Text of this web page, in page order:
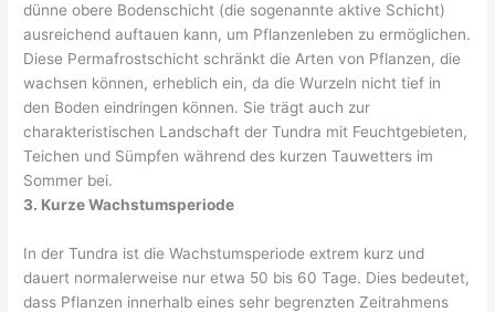
dünne obere Bodenschicht (die sogenannte aktive Schicht)
ausreichend auftauen kann, um Pflanzenleben zu ermöglichen.
Diese Permafrostschicht schränkt die Arten von Pflanzen, die
wachsen können, erheblich ein, da die Wurzeln nicht tief in
den Boden eindringen können. Sie trägt auch zur
charakteristischen Landschaft der Tundra mit Feuchtgebieten,
Teichen und Sümpfen während des kurzen Tauwetters im
Sommer bei.
3. Kurze Wachstumsperiode
In der Tundra ist die Wachstumsperiode extrem kurz und
dauert normalerweise nur etwa 50 bis 60 Tage. Dies bedeutet,
dass Pflanzen innerhalb eines sehr begrenzten Zeitrahmens